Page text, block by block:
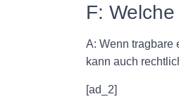
F:
A: Wenn tragbare
kann auch
[ad_2]